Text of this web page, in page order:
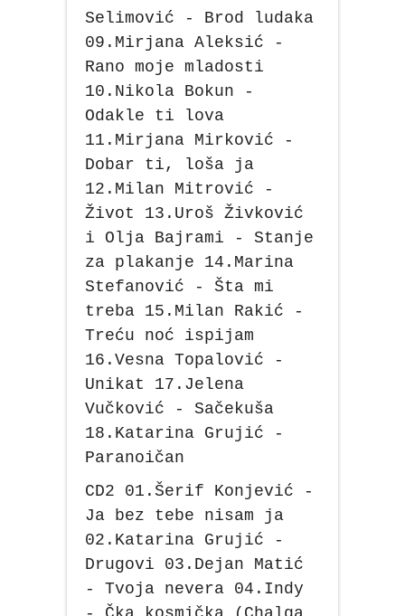
Selimović - Brod ludaka
09.Mirjana Aleksić -
Rano moje mladosti
10.Nikola Bokun -
Odakle ti lova
11.Mirjana Mirković -
Dobar ti, loša ja
12.Milan Mitrović -
Život 13.Uroš Živković
i Olja Bajrami - Stanje
za plakanje 14.Marina
Stefanović - Šta mi
treba 15.Milan Rakić -
Treću noć ispijam
16.Vesna Topalović -
Unikat 17.Jelena
Vučković - Sačekuša
18.Katarina Grujić -
Paranoičan
CD2 01.Šerif Konjević -
Ja bez tebe nisam ja
02.Katarina Grujić -
Drugovi 03.Dejan Matić
- Tvoja nevera 04.Indy